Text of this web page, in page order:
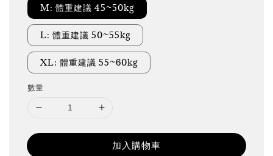
M: 體重建議 45~50kg
L: 體重建議 50~55kg
XL: 體重建議 55~60kg
數量
加入購物車